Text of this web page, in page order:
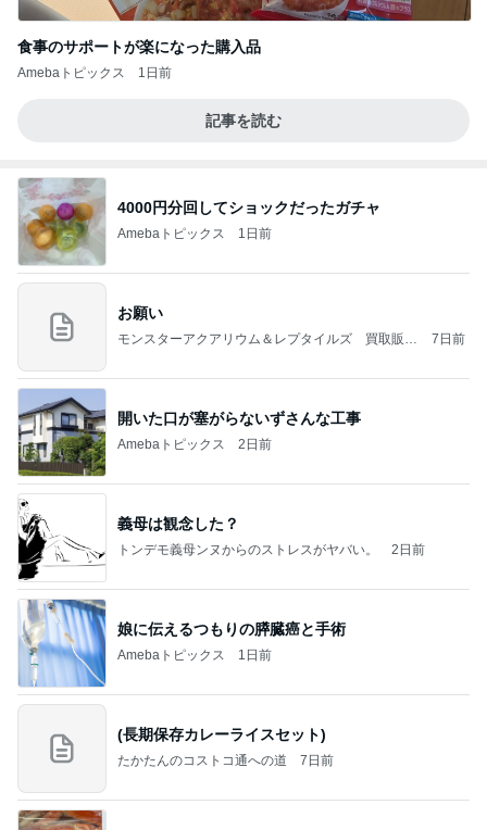
食事のサポートが楽になった購入品
Amebaトピックス 1日前
記事を読む
4000円分回してショックだったガチャ
Amebaトピックス 1日前
お願い
モンスターアクアリウム＆レプタイルズ 買取販売
7日前
開いた口が塞がらないずさんな工事
Amebaトピックス 2日前
義母は観念した？
トンデモ義母ンヌからのストレスがヤバい。 2日前
娘に伝えるつもりの膵臓癌と手術
Amebaトピックス 1日前
(長期保存カレーライスセット)
たかたんのコストコ通への道 7日前